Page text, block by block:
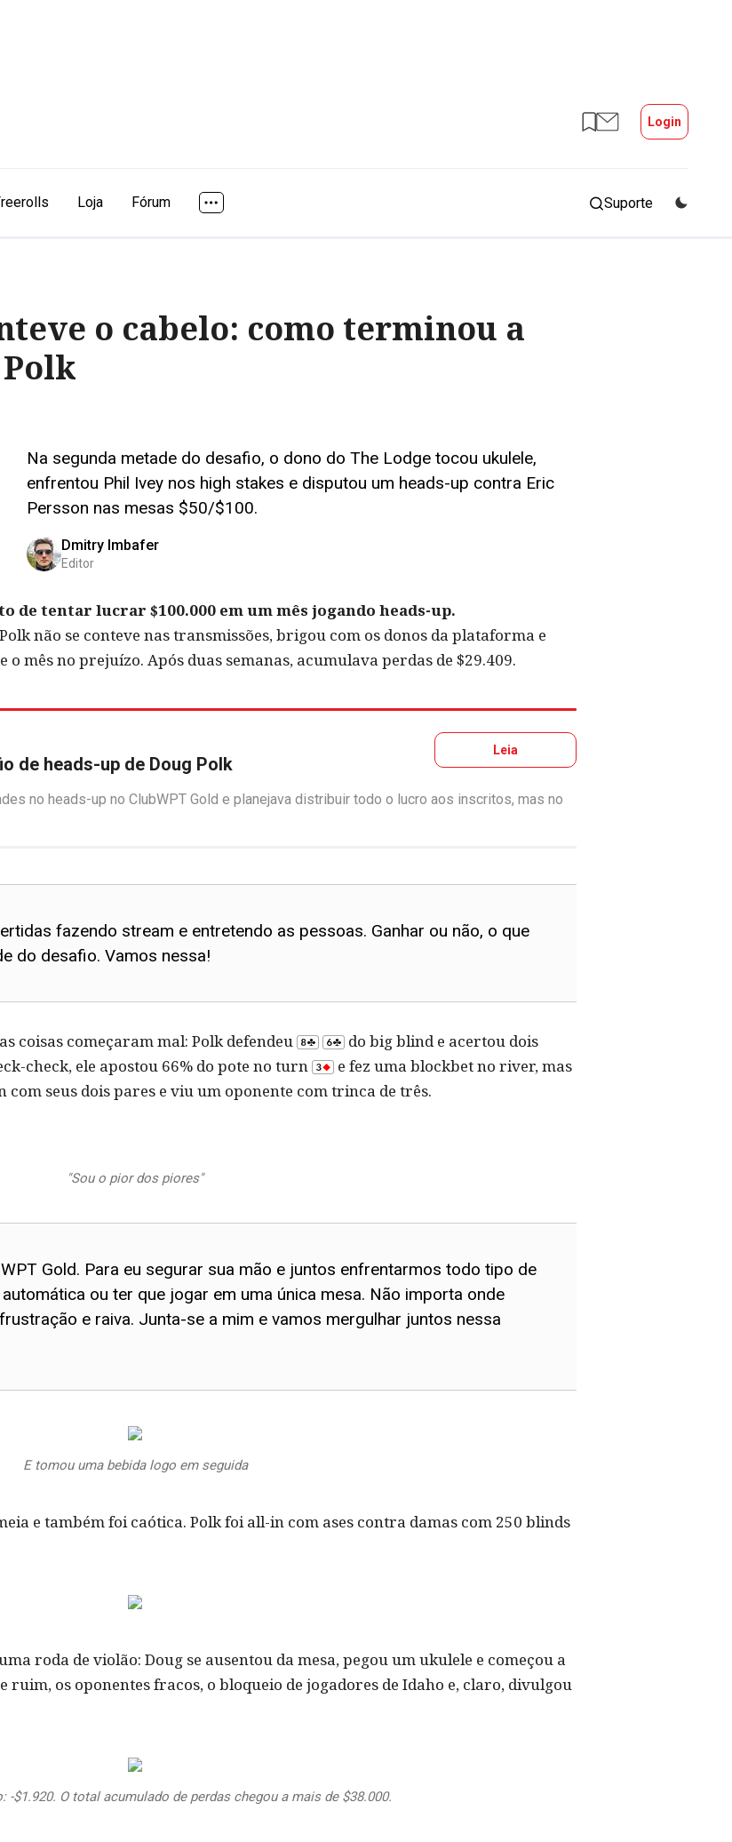
Login
Loja Fórum Suporte
o cabelo: como terminou a
Na segunda metade do desafio, o dono do The Lodge tocou ukulele,
enfrentou Phil Ivey nos high stakes e disputou um heads-up contra Eric
Persson nas mesas $50/$100.
Dmitry Imbafer
Editor
de tentar lucrar $100.000 em um mês jogando heads-up.
não se conteve nas transmissões, brigou com os donos da plataforma e
mês no prejuízo. Após duas semanas, acumulava perdas de $29.409.
de heads-up de Doug Polk
Leia
no heads-up no ClubWPT Gold e planejava distribuir todo o lucro aos inscritos, mas no
fazendo stream e entretendo as pessoas. Ganhar ou não, o que
do desafio. Vamos nessa!
coisas começaram mal: Polk defendeu
do big blind e acertou dois
check, ele apostou 66% do pote no turn
e fez uma blockbet no river, mas
seus dois pares e viu um oponente com trinca de três.
"Sou o pior dos piores"
Gold. Para eu segurar sua mão e juntos enfrentarmos todo tipo de
ou ter que jogar em uma única mesa. Não importa onde
e raiva. Junta-se a mim e vamos mergulhar juntos nessa
E tomou uma bebida logo em seguida
e também foi caótica. Polk foi all-in com ases contra damas com 250 blinds
roda de violão: Doug se ausentou da mesa, pegou um ukulele e começou a
ruim, os oponentes fracos, o bloqueio de jogadores de Idaho e, claro, divulgou
-$1.920. O total acumulado de perdas chegou a mais de $38.000.